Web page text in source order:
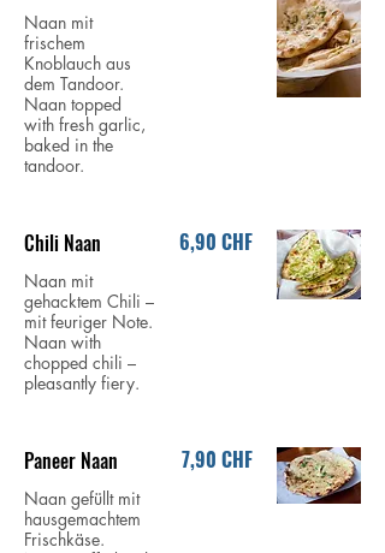
Naan mit
frischem
Knoblauch aus
dem Tandoor.
Naan topped
with fresh garlic,
baked in the
tandoor.
Chili Naan
Naan mit
gehacktem Chili –
mit feuriger Note.
Naan with
chopped chili –
pleasantly fiery.
6,90 CHF
Paneer Naan
Naan gefüllt mit
hausgemachtem
Frischkäse.
7,90 CHF